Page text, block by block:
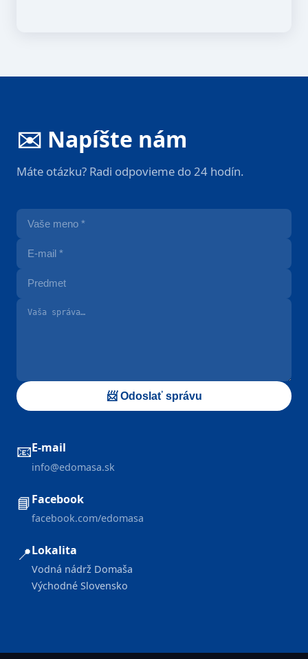
✉️ Napíšte nám
Máte otázku? Radi odpovieme do 24 hodín.
📨 Odoslať správu
📧E-mail
info@edomasa.sk
📘Facebook
facebook.com/edomasa
📍Lokalita
Vodná nádrž Domaša
Východné Slovensko